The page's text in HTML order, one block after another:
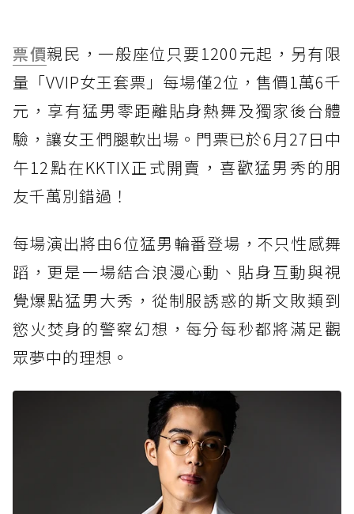
票價親民，一般座位只要1200元起，另有限
量「VVIP女王套票」每場僅2位，售價1萬6千
元，享有猛男零距離貼身熱舞及獨家後台體
驗，讓女王們腿軟出場。門票已於6月27日中
午12點在KKTIX正式開賣，喜歡猛男秀的朋
友千萬別錯過！
每場演出將由6位猛男輪番登場，不只性感舞
蹈，更是一場結合浪漫心動、貼身互動與視
覺爆點猛男大秀，從制服誘惑的斯文敗類到
慾火焚身的警察幻想，每分每秒都將滿足觀
眾夢中的理想。